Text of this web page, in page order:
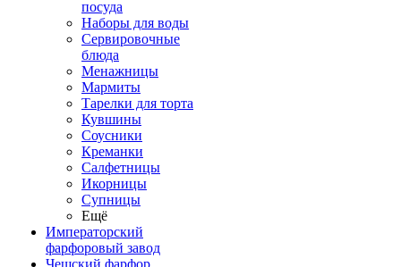
посуда
Наборы для воды
Сервировочные
блюда
Менажницы
Мармиты
Тарелки для торта
Кувшины
Соусники
Креманки
Салфетницы
Икорницы
Супницы
Ещё
Императорский
фарфоровый завод
Чешский фарфор